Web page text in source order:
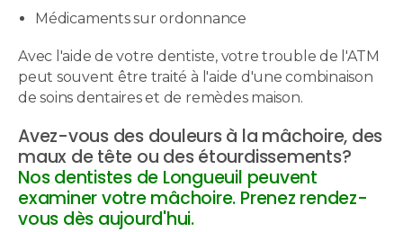
Médicaments sur ordonnance
Avec l'aide de votre dentiste, votre trouble de l'ATM
peut souvent être traité à l'aide d'une combinaison
de soins dentaires et de remèdes maison.
Avez-vous des douleurs à la mâchoire, des
maux de tête ou des étourdissements?
Nos dentistes de Longueuil peuvent
examiner votre mâchoire. Prenez rendez-
vous dès aujourd'hui.